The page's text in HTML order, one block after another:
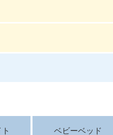
ベビーベッド